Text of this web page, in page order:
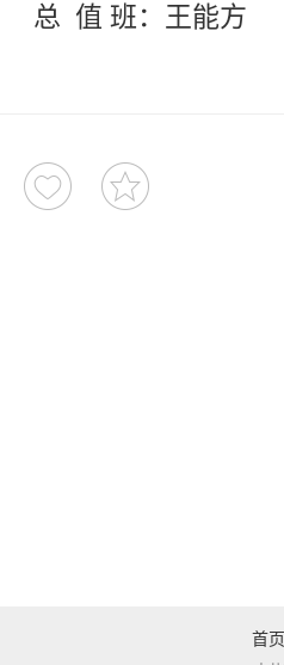
总 值 班：王能方
首页